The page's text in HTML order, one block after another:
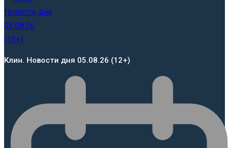
Клин. Новости дня 05.08.26 (12+)